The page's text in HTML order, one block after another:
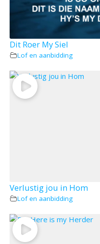
Dit Roer My Siel
Lof en aanbidding
Verlustig jou in Hom
Lof en aanbidding